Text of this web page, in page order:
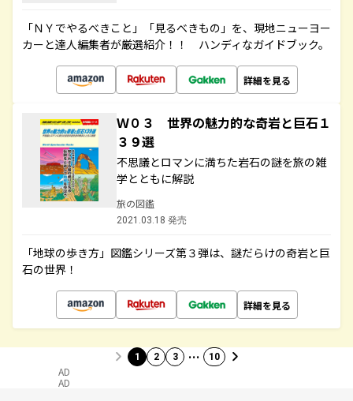
「ＮＹでやるべきこと」「見るべきもの」を、現地ニューヨー
カーと達人編集者が厳選紹介！！ ハンディなガイドブック。
詳細を見る
Ｗ０３ 世界の魅力的な奇岩と巨石１
３９選
不思議とロマンに満ちた岩石の謎を旅の雑
学とともに解説
旅の図鑑
2021.03.18 発売
「地球の歩き方」図鑑シリーズ第３弾は、謎だらけの奇岩と巨
石の世界！
詳細を見る
1 2 3 … 10
AD
AD